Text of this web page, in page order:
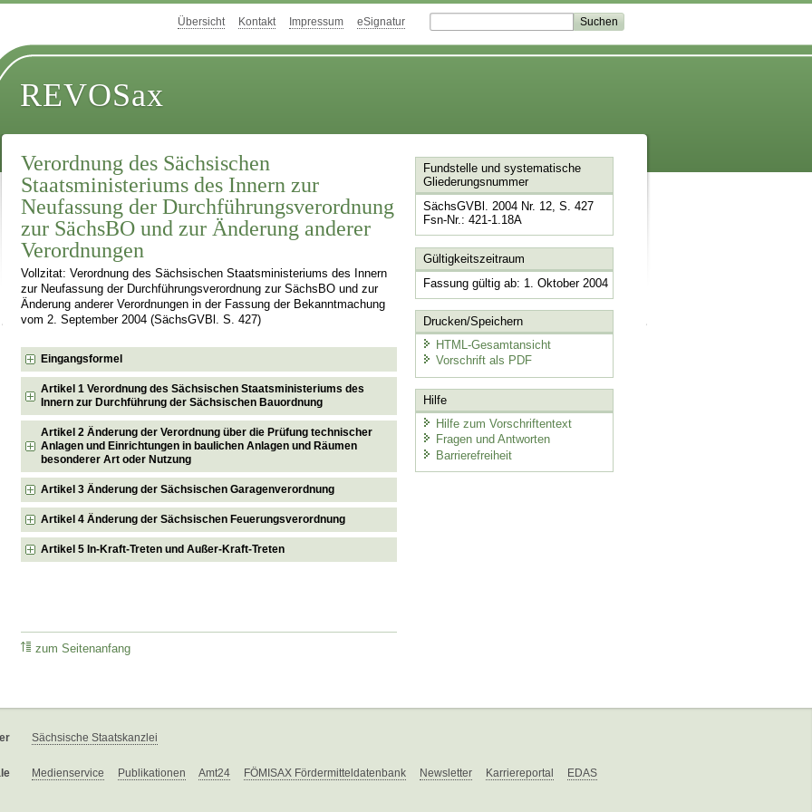
Übersicht Kontakt Impressum eSignatur
REVOSax
Verordnung des Sächsischen
Staatsministeriums des Innern zur
Neufassung der Durchführungsverordnung
zur SächsBO und zur Änderung anderer
Verordnungen
Vollzitat: Verordnung des Sächsischen Staatsministeriums des Innern
zur Neufassung der Durchführungsverordnung zur SächsBO und zur
Änderung anderer Verordnungen in der Fassung der Bekanntmachung
vom 2. September 2004 (SächsGVBl. S. 427)
Eingangsformel
Artikel 1 Verordnung des Sächsischen Staatsministeriums des
Innern zur Durchführung der Sächsischen Bauordnung
Artikel 2 Änderung der Verordnung über die Prüfung technischer
Anlagen und Einrichtungen in baulichen Anlagen und Räumen
besonderer Art oder Nutzung
Artikel 3 Änderung der Sächsischen Garagenverordnung
Artikel 4 Änderung der Sächsischen Feuerungsverordnung
Artikel 5 In-Kraft-Treten und Außer-Kraft-Treten
zum Seitenanfang
Fundstelle und systematische
Gliederungsnummer
SächsGVBl. 2004 Nr. 12, S. 427
Fsn-Nr.: 421-1.18A
Gültigkeitszeitraum
Fassung gültig ab: 1. Oktober 2004
Drucken/Speichern
HTML-Gesamtansicht
Vorschrift als PDF
Hilfe
Hilfe zum Vorschriftentext
Fragen und Antworten
Barrierefreiheit
Sächsische Staatskanzlei
Medienservice Publikationen Amt24 FÖMISAX Fördermitteldatenbank Newsletter Karriereportal EDAS